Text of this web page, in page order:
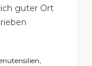
guter Ort
,